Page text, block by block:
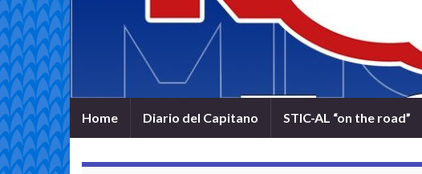
Home Diario del Capitano STIC-AL “on the road”